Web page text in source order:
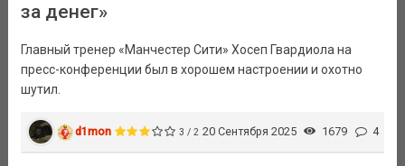
за денег»
Главный тренер «Манчестер Сити» Хосеп Гвардиола на
пресс-конференции был в хорошем настроении и охотно
шутил.
d1mon 3 / 2 20 Сентября 2025 1679 4